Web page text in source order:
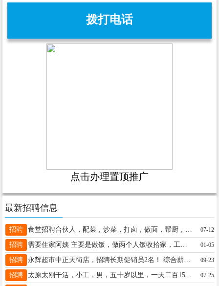
拨打电话
点击办理置顶推广
最新招聘信息
招聘 07-12
招聘 01-05
招聘 永辉超市中正天街店，招聘长期促销员2名！ 综合薪资4000+，8小时早晚两班倒 超市管饭 工作内容简单 工作时间:早班7点到3点，晚班2点到10点 有促销经验会卖货的优先 联系电话13620616816 09-23
招聘 太原太刚干活，小工，男，五十岁以里，一天二百15513883535刘 07-25